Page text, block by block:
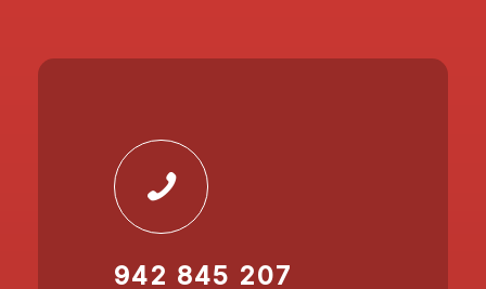
942 845 207